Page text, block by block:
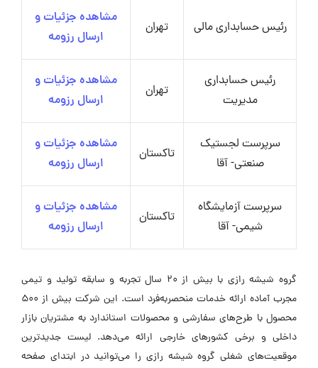
رئیس حسابداری مالی تهران
مشاهده جزئیات و
ارسال رزومه
رئیس حسابداری
مدیریت
تهران
مشاهده جزئیات و
ارسال رزومه
سرپرست لجستیک
صنعتی- آقا
تاکستان
مشاهده جزئیات و
ارسال رزومه
سرپرست آزمایشگاه
شیمی- آقا
تاکستان
مشاهده جزئیات و
ارسال رزومه
گروه شیشه رازی با بیش از 20 سال تجربه و سابقه تولید و تیمی
مجرب آماده ارائه خدمات منحصر‌به‌فرد است. این شرکت بیش از 500
محصول با طرح‌های سفارشی و محصولات استاندارد به مشتریان بازار
داخلی و برخی کشورهای خارجی ارائه می‌دهد. لیست جدیدترین
موقعیت‌های شغلی گروه شیشه رازی را می‌توانید در ابتدای صفحه